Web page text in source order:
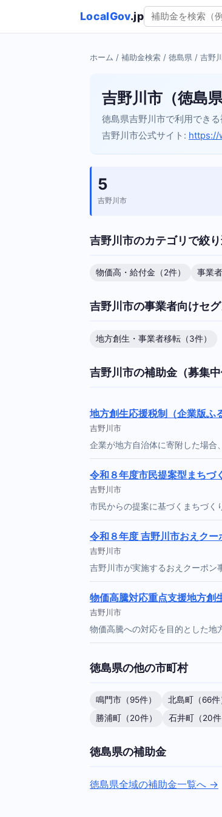
LocalGov.jp
ホーム / 補助金検索 / 徳島県 / 吉野
吉野川市（徳島
徳島県吉野川市で利用でき
吉野川市公式サイト: https://
5
吉野川市
吉野川市のカテゴリで絞
物価高・給付金（2件） 事業
吉野川市の事業者向けセ
地方創生・事業者移転（3件）
吉野川市の補助金（募集中
地方創生応援税制（企業版ふ
吉野川市
企業が地方自治体に寄附した場合
令和８年度市民提案型まちづ
吉野川市
市民からの提案に基づくまちづく
令和８年度 吉野川市おえクー
吉野川市
吉野川市が実施するおえクーポン
物価高騰対応重点支援地方創
吉野川市
物価高騰への対応を目的とした地
徳島県の他の市町村
鳴門市（95件） 北島町（66件
勝浦町（20件）
石井町（20件
徳島県の補助金
徳島県全域の補助金一覧へ →